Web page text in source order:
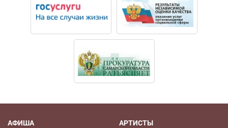
АФИША АРТИСТЫ